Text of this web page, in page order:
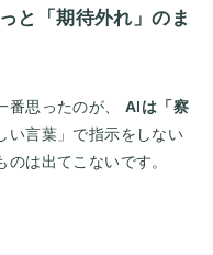
と「期待外れ」のま
番思ったのが、 AIは「察
い言葉」で指示をしない
は出てこないです。